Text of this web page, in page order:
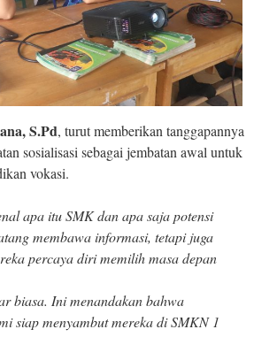
S.Pd, turut memberikan tanggapannya
sosialisasi sebagai jembatan awal untuk
vokasi.
apa itu SMK dan apa saja potensi
membawa informasi, tetapi juga
percaya diri memilih masa depan
biasa. Ini menandakan bahwa
siap menyambut mereka di SMKN 1